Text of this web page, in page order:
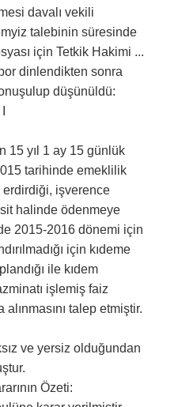
davalı vekili
talebinin süresinde
için Tetkik Hakimi ...
dinlendikten sonra
düşünüldü:
15 yıl 1 ay 15 günlük
tarihinde emeklilik
işverence
halinde ödenmeye
2015-2016 dönemi için
için kıdeme
ile kıdem
işlemiş faiz
alınmasını talep etmiştir.
ve yersiz olduğundan
Özeti: